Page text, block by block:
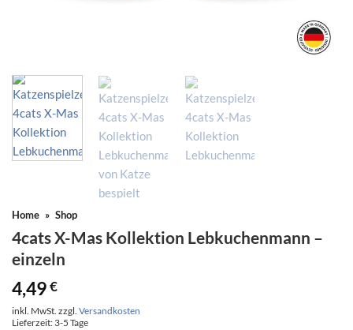
Home » Shop
4cats X-Mas Kollektion Lebkuchenmann –
einzeln
4,49€
inkl. MwSt. zzgl. Versandkosten
Lieferzeit: 3-5 Tage